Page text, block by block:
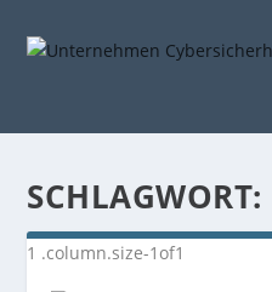
SCHLAGWORT: